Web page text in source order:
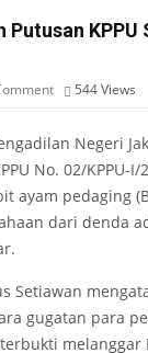
KPPU
544Views
Negeri
No. 02/KPPU-
ayam pedaging
dari denda
Setiawan
gugatan para
melanggar